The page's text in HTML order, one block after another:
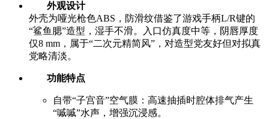
外观设计
外壳为哑光枪色ABS，防滑纹借鉴了游戏手柄L/R键的
“鲨鱼腮”造型，湿手不滑。入口仿真度中等，阴唇厚度
仅8 mm，属于“二次元精简风”，对造型党友好但对拟真
党略清淡。
功能特点
自带“子宫音”空气膜：高速抽插时腔体排气产生
“嘁嘁”水声，增强沉浸感。